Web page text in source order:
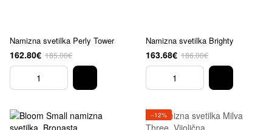
Namizna svetilka Perly Tower
162.80€ 185.00€
Namizna svetilka Brighty
163.68€ 186.00€
−12%